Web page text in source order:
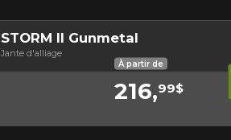
STORM II Gunmetal
Jante d'alliage
À partir de
216,99$